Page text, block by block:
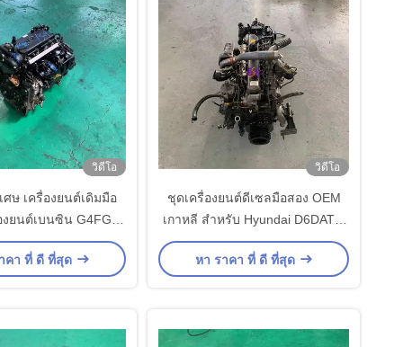
วิดีโอ
ษ เครื่องยนต์เดิมมือ
งยนต์เบนซิน G4FG
สภาพดี พร้อมใช้
งาน
คา ที่ ดี ที่สุด
วิดีโอ
ชุดเครื่องยนต์ดีเซลมือสอง OEM
เกาหลี สำหรับ Hyundai D6DAT 6
สูบ สำหรับรถบรรทุก สำหรับขาย
หา ราคา ที่ ดี ที่สุด